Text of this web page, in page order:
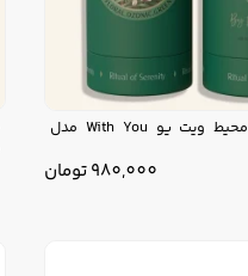
خوشبو کننده محیط ویت یو With You مدل
980,000تومان